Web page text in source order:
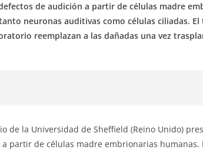
de audición a partir de células madre
neuronas auditivas como células ciliadas.
reemplazan a las dañadas una vez
de la Universidad de Sheffield (Reino Unido)
partir de células madre embrionarias